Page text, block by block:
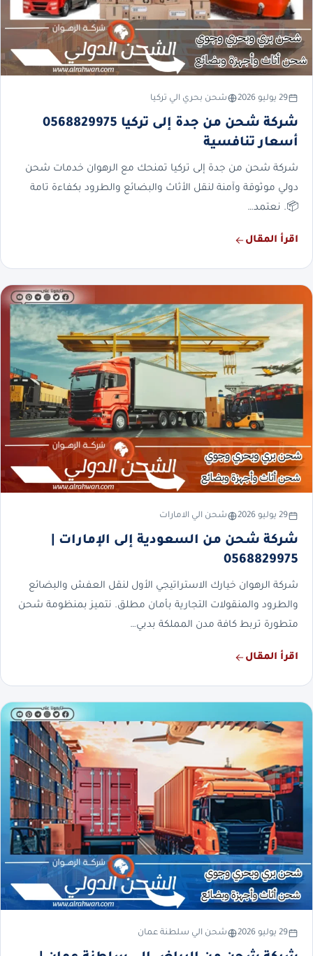
29 يوليو 2026 شحن بحري الي تركيا
شركة شحن من جدة إلى تركيا 0568829975
أسعار تنافسية
شركة شحن من جدة إلى تركيا تمنحك مع الرهوان خدمات شحن
دولي موثوقة وآمنة لنقل الأثاث والبضائع والطرود بكفاءة تامة
📦. نعتمد…
اقرأ المقال
29 يوليو 2026 شحن الي الامارات
شركة شحن من السعودية إلى الإمارات |
0568829975
شركة الرهوان خيارك الاستراتيجي الأول لنقل العفش والبضائع
والطرود والمنقولات التجارية بأمان مطلق. نتميز بمنظومة شحن
متطورة تربط كافة مدن المملكة بدبي…
اقرأ المقال
29 يوليو 2026 شحن الي سلطنة عمان